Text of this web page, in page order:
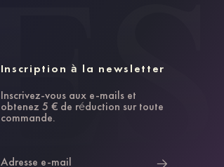
Inscription à la newsletter
Inscrivez-vous aux e-mails et
obtenez 5 € de réduction sur toute
commande.
Adresse e-mail